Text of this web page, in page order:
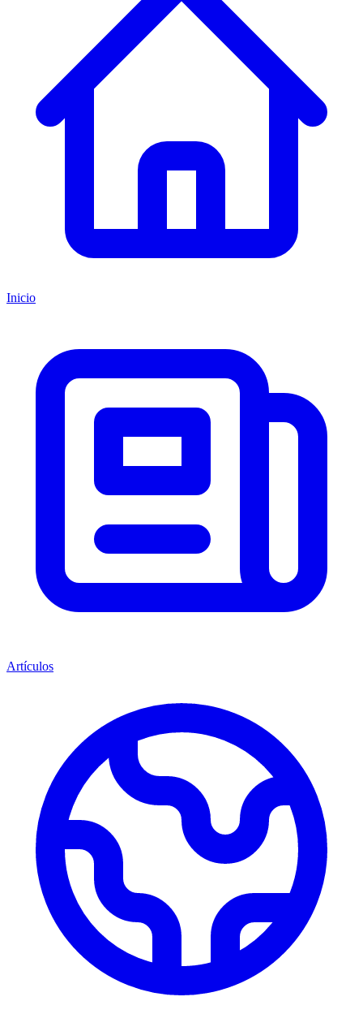
Inicio
Artículos